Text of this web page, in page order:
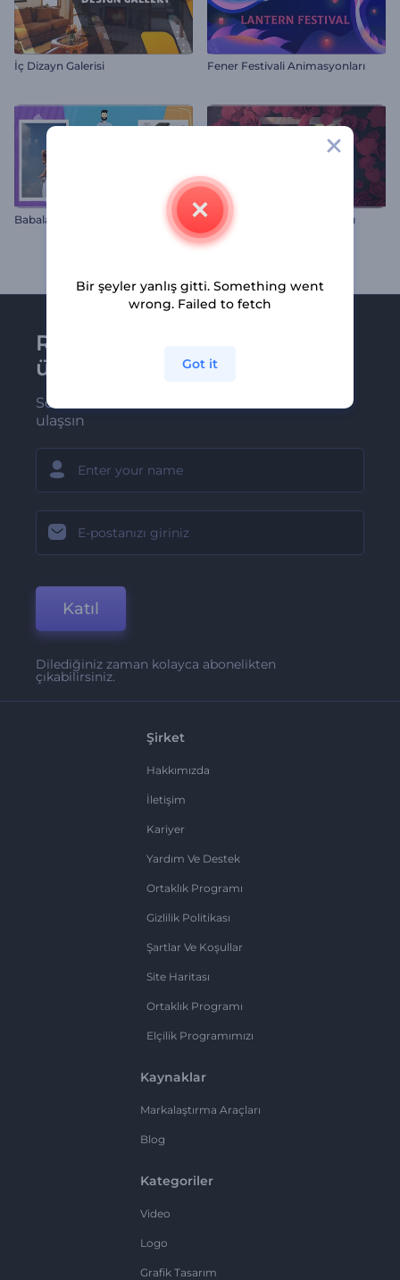
İç Dizayn Galerisi Fener Festivali Animasyonları
Babalar Günü Slayt Gösterisi Aşk Fotoğraf Çerçeve Açılışı
Renderforest bültenine
üye olun
Son haber ve tekliflerimiz ilk olarak size
ulaşsın
Katıl
Dilediğiniz zaman kolayca abonelikten
çıkabilirsiniz.
Şirket
Hakkımızda
İletişim
Kariyer
Yardım Ve Destek
Ortaklık Programı
Gizlilik Politikası
Şartlar Ve Koşullar
Site Haritası
Ortaklık Programı
Elçilik Programımızı
Kaynaklar
Markalaştırma Araçları
Blog
Kategoriler
Video
Logo
Grafik Tasarım
Bir şeyler yanlış gitti. Something went
wrong. Failed to fetch
Got it